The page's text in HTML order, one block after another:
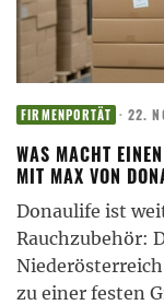
FIRMENPORTÄT · 22.
WAS MACHT
MIT MAX VON
Donaulife ist
Rauchzubehör:
zu einer festen